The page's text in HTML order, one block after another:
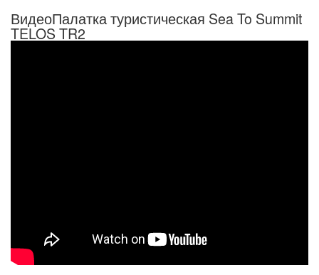
ВидеоПалатка туристическая Sea To Summit
TELOS TR2